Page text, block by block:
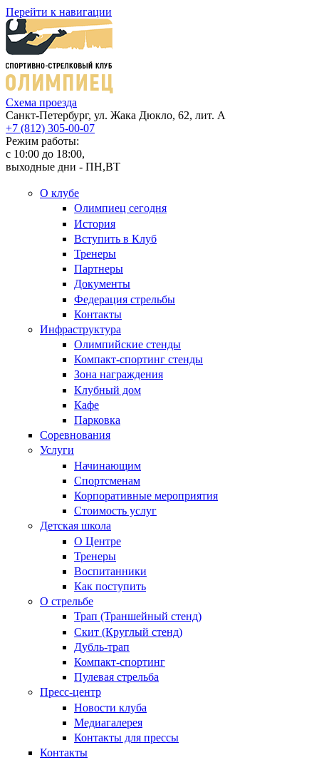
Перейти к навигации
Cхема проезда
Санкт-Петербург, ул. Жака Дюкло, 62, лит. А
+7 (812) 305-00-07
Режим работы:
c 10:00 до 18:00,
выходные дни - ПН,ВТ
О клубе
Олимпиец сегодня
История
Вступить в Клуб
Тренеры
Партнеры
Документы
Федерация стрельбы
Контакты
Инфраструктура
Олимпийские стенды
Компакт-спортинг стенды
Зона награждения
Клубный дом
Кафе
Парковка
Соревнования
Услуги
Начинающим
Спортсменам
Корпоративные мероприятия
Стоимость услуг
Детская школа
О Центре
Тренеры
Воспитанники
Как поступить
О стрельбе
Трап (Траншейный стенд)
Скит (Круглый стенд)
Дубль-трап
Компакт-спортинг
Пулевая стрельба
Пресс-центр
Новости клуба
Медиагалерея
Контакты для прессы
Контакты